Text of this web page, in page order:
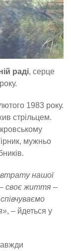
раді, серце
1983 року.
стрільцем.
мужньо
нашої
– своє життя –
, – йдеться у